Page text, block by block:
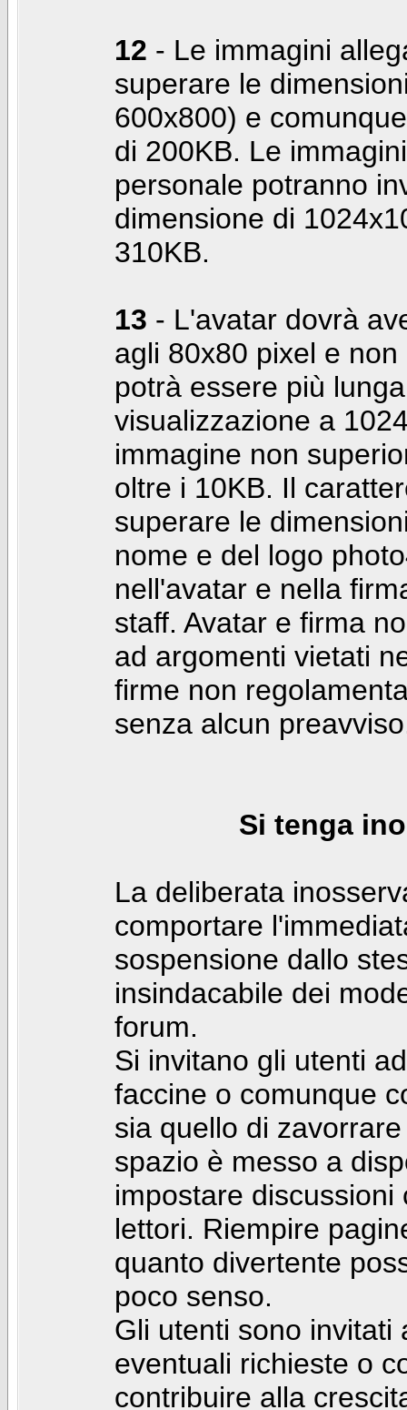
12 - Le immagini
superare le
600x800) e
di 200KB. Le
personale potranno
dimensione di
310KB.
13 - L'avatar dovrà
agli 80x80 pixel e
potrà essere più
visualizzazione a
immagine non
oltre i 10KB. Il
superare le
nome e del logo
nell'avatar e nella
staff. Avatar e firma
ad argomenti vietati
firme non
senza alcun
Si tenga
La deliberata
comportare
sospensione dallo
insindacabile dei
forum.
Si invitano gli utenti
faccine o comunque
sia quello di
spazio è messo a
impostare
lettori. Riempire
quanto divertente
poco senso.
Gli utenti sono invitati
eventuali richieste o
contribuire alla